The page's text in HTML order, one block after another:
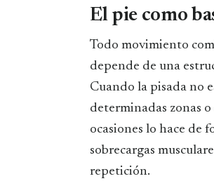
El pie como
Todo movimiento
depende de una
Cuando la pisada no
determinadas zonas
ocasiones lo hace de
sobrecargas
repetición.